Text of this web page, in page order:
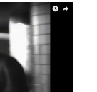
19. Januar
nach der
in New
Galerien.